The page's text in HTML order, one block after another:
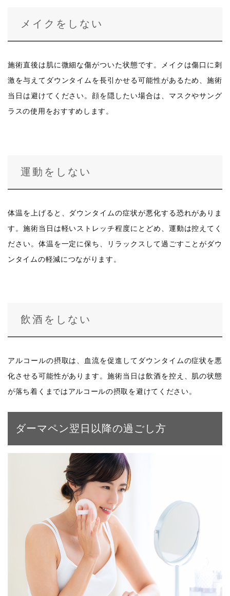
メイクをしない
施術直後は肌に微細な傷がついた状態です。メイクは傷口に刺
激を与えてダウンタイムを長引かせる可能性があるため、施術
当日は避けてください。顔を隠したい場合は、マスクやサング
ラスの使用をおすすめします。
運動をしない
体温を上げると、ダウンタイムの症状が悪化する恐れがありま
す。施術当日は軽いストレッチ程度にとどめ、運動は控えてく
ださい。体温を一定に保ち、リラックスして過ごすことがダウ
ンタイムの軽減につながります。
飲酒をしない
アルコールの摂取は、血流を促進してダウンタイムの症状を悪
化させる可能性があります。施術当日は飲酒を控え、肌の状態
が落ち着くまではアルコールの摂取を避けてください。
ダーマペン翌日以降の過ごし方